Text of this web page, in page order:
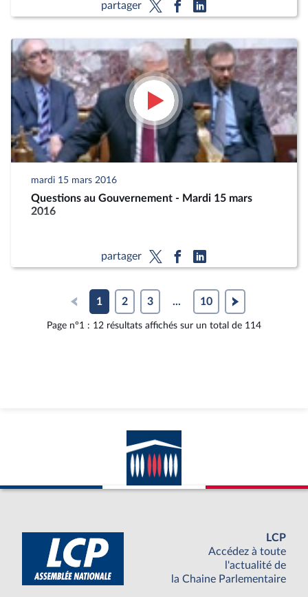
partager
mardi 15 mars 2016
Questions au Gouvernement - Mardi 15 mars
2016
partager
1 2 3 ... 10
Page n°1 : 12 résultats affichés sur un total de 114
LCP
Accédez à toute
l'actualité de
la Chaine Parlementaire